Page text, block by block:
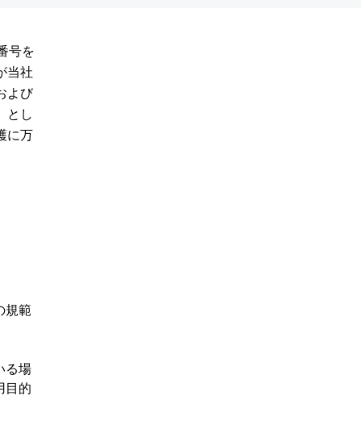
号を
当社
よび
とし
に万
規範
る場
目的